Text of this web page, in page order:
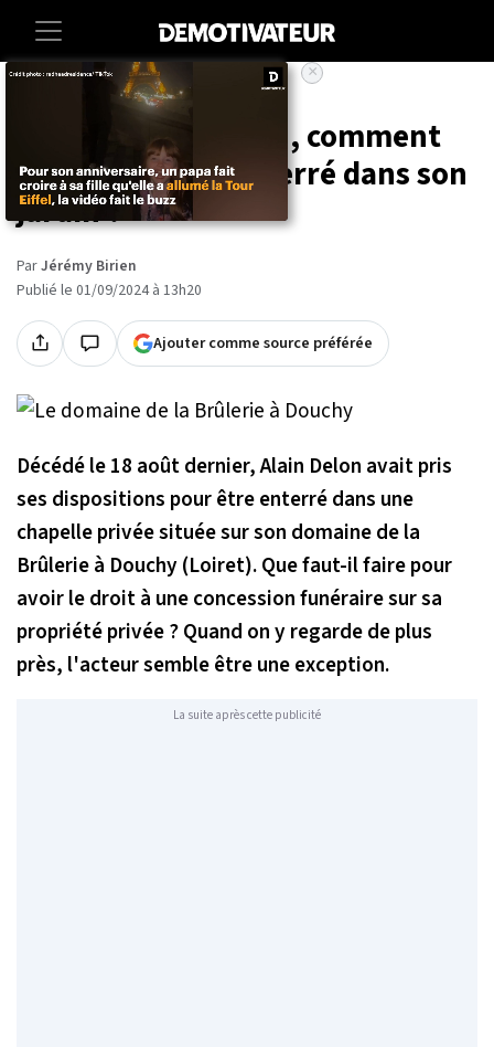
Societe Vie-pratique
Comme Alain Delon, comment
faire pour être enterré dans son
jardin ?
ParJérémy Birien
Publié le 01/09/2024 à 13h20
Ajouter comme source préférée
Décédé le 18 août dernier, Alain Delon avait pris
ses dispositions pour être enterré dans une
chapelle privée située sur son domaine de la
Brûlerie à Douchy (Loiret). Que faut-il faire pour
avoir le droit à une concession funéraire sur sa
propriété privée ? Quand on y regarde de plus
près, l'acteur semble être une exception.
La suite après cette publicité
×